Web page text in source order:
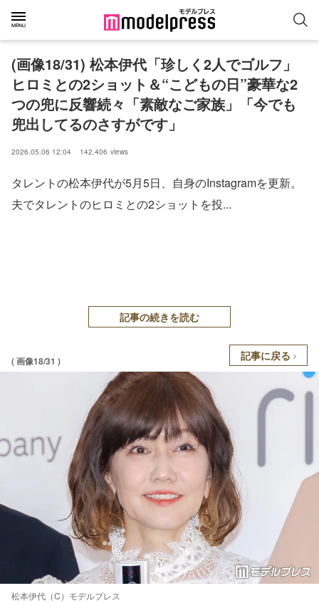
(画像18/31) 松本伊代「珍しく2人でゴルフ」
ヒロミとの2ショット＆“こどもの日”豪華な2
つの兜に反響続々「素敵なご家族」「今でも
兜出してるのさすがです」
2026.05.06 12:04 142,406 views
タレントの松本伊代が5月5日、自身のInstagramを更新。
夫でタレントのヒロミとの2ショットを投...
記事の続きを読む
( 画像18/31 ) 記事に戻る
松本伊代（C）モデルプレス